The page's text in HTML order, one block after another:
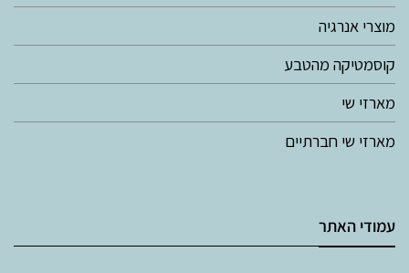
מוצרי אנרגיה
קוסמטיקה מהטבע
מארזי שי
מארזי שי חברתיים
עמודי האתר